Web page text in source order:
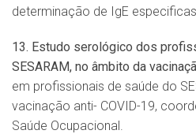
determinação de IgE
13. Estudo serológico dos
SESARAM, no âmbito da
em profissionais de saúde do
vacinação anti- COVID-19,
Saúde Ocupacional.